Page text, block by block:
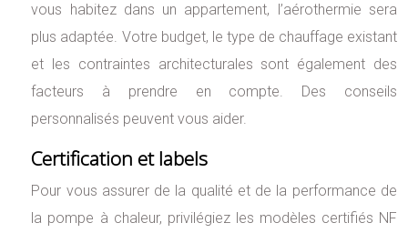
vous habitez dans un appartement, l’aérothermie sera
plus adaptée. Votre budget, le type de chauffage existant
et les contraintes architecturales sont également des
facteurs à prendre en compte. Des conseils
personnalisés peuvent vous aider.
Certification et labels
Pour vous assurer de la qualité et de la performance de
la pompe à chaleur, privilégiez les modèles certifiés NF